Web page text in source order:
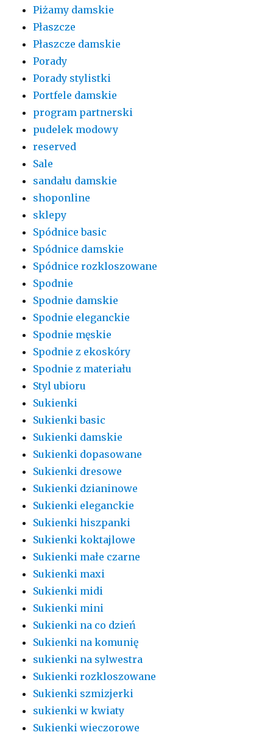
Piżamy damskie
Płaszcze
Płaszcze damskie
Porady
Porady stylistki
Portfele damskie
program partnerski
pudelek modowy
reserved
Sale
sandału damskie
shoponline
sklepy
Spódnice basic
Spódnice damskie
Spódnice rozkloszowane
Spodnie
Spodnie damskie
Spodnie eleganckie
Spodnie męskie
Spodnie z ekoskóry
Spodnie z materiału
Styl ubioru
Sukienki
Sukienki basic
Sukienki damskie
Sukienki dopasowane
Sukienki dresowe
Sukienki dzianinowe
Sukienki eleganckie
Sukienki hiszpanki
Sukienki koktajlowe
Sukienki małe czarne
Sukienki maxi
Sukienki midi
Sukienki mini
Sukienki na co dzień
Sukienki na komunię
sukienki na sylwestra
Sukienki rozkloszowane
Sukienki szmizjerki
sukienki w kwiaty
Sukienki wieczorowe